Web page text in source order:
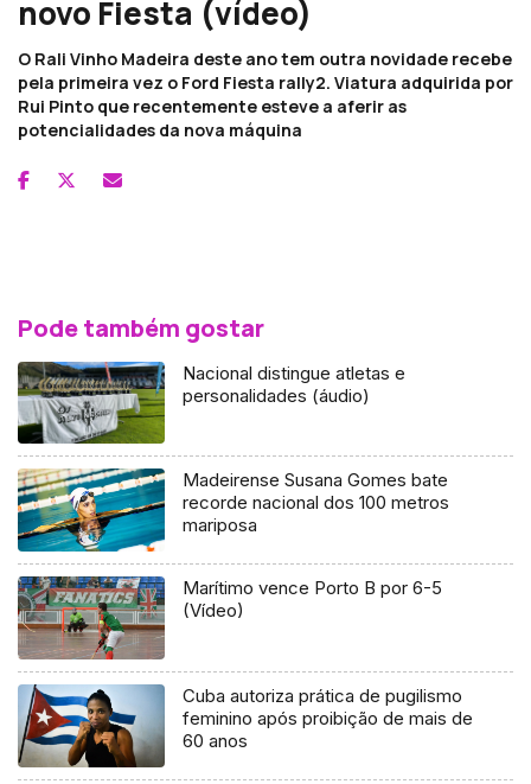
novo Fiesta (vídeo)
O Rali Vinho Madeira deste ano tem outra novidade recebe
pela primeira vez o Ford Fiesta rally2. Viatura adquirida por
Rui Pinto que recentemente esteve a aferir as
potencialidades da nova máquina
Pode também gostar
Nacional distingue atletas e
personalidades (áudio)
Madeirense Susana Gomes bate
recorde nacional dos 100 metros
mariposa
Marítimo vence Porto B por 6-5
(Vídeo)
Cuba autoriza prática de pugilismo
feminino após proibição de mais de
60 anos